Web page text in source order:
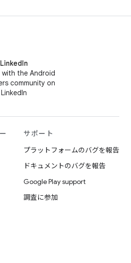
LinkedIn
the Android
community on
LinkedIn
サポート
プラットフォームのバグを報告
ドキュメントのバグを報告
Google Play support
調査に参加